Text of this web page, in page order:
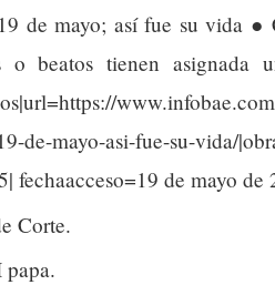
de mayo; así fue su vida ●
o beatos tienen asignada
de-mayo-asi-fue-su-
fechaacceso=19 de mayo
Corte.
papa.